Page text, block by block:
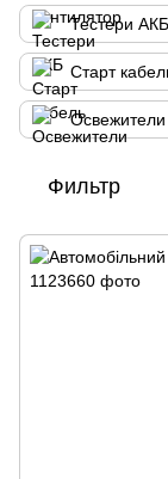
Тестери АКБ
Старт
Освежители
Фильтр